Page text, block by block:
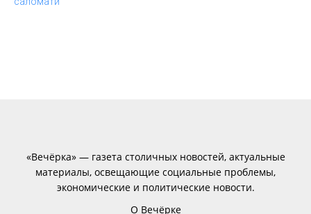
«Вечёрка» — газета столичных новостей, актуальные
материалы, освещающие социальные проблемы,
экономические и политические новости.
О Вечёрке